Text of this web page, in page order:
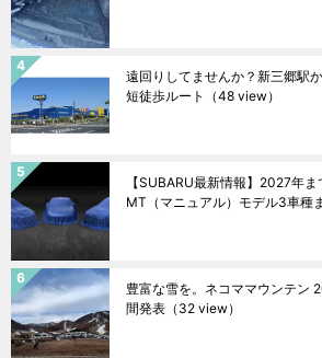
遠回りしてませんか？新三郷駅
短徒歩ルート
（48 view）
【SUBARU最新情報】2027年
MT（マニュアル）モデル3車種
豊富な雪を。ネコママウンテン
間発表 （32 view）